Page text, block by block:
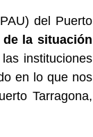
del Puerto
la situación
instituciones
en lo que nos
Tarragona,